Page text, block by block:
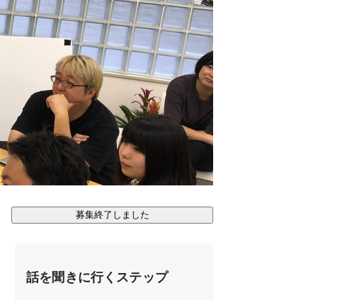
募集終了しました
話を聞きに行くステップ